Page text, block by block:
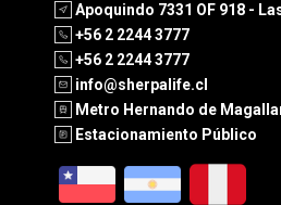
Apoquindo 7331 OF 918 -
+56 2 2244 3777
+56 2 2244 3777
info@sherpalife.cl
Metro Hernando de
Estacionamiento Público